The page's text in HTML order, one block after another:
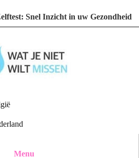
Snel Inzicht in uw Gezondheid
Menu